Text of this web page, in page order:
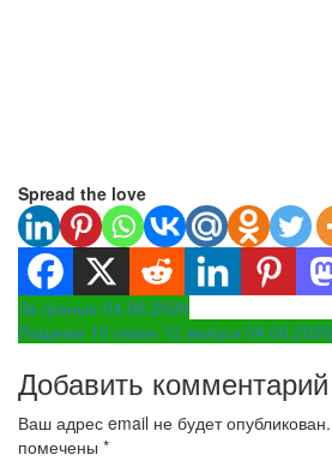
Spread the love
Навигация
по
записям
За гранью 04.06.2026
Пацанки 10 сезон 12 выпуск 04.06.2026
Добавить комментарий
Ваш адрес email не будет опубликован.
помечены *